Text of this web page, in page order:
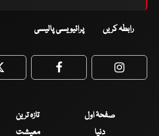
رابطہ کریں پرائیویسی پالیسی
Twitter Facebook
صفحۂ اول تازہ ترین
دنیا
معیشت